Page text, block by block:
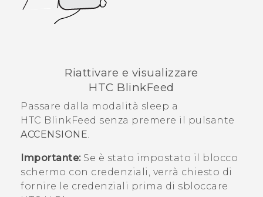
Riattivare e visualizzare
HTC BlinkFeed
Passare dalla modalità sleep a
HTC BlinkFeed senza premere il pulsante
ACCENSIONE.
Importante:Se è stato impostato il blocco
schermo con credenziali, verrà chiesto di
fornire le credenziali prima di sbloccare